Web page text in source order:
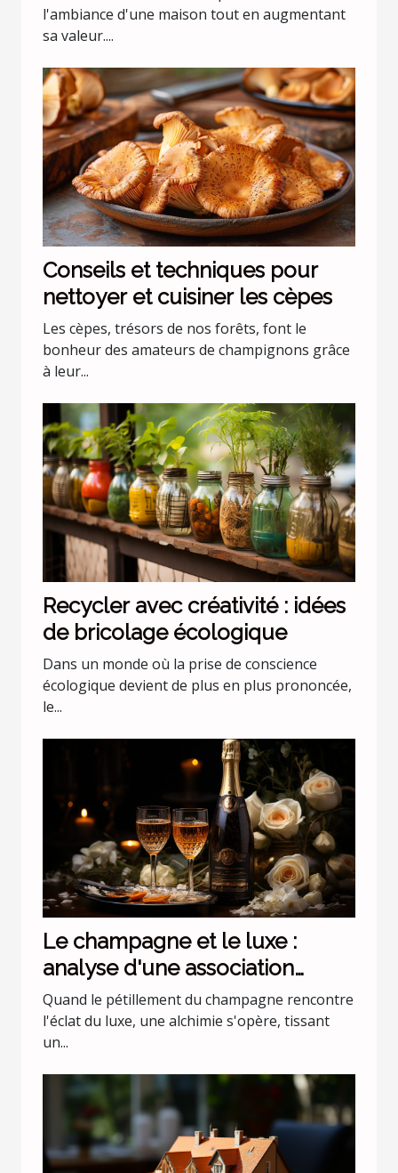
l'ambiance d'une maison tout en augmentant
sa valeur....
Conseils et techniques pour
nettoyer et cuisiner les cèpes
Les cèpes, trésors de nos forêts, font le
bonheur des amateurs de champignons grâce
à leur...
Recycler avec créativité : idées
de bricolage écologique
Dans un monde où la prise de conscience
écologique devient de plus en plus prononcée,
le...
Le champagne et le luxe :
analyse d'une association
incontournable
Quand le pétillement du champagne rencontre
l'éclat du luxe, une alchimie s'opère, tissant
un...